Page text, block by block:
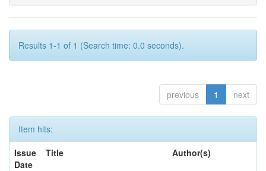
Results 1-1 of 1 (Search time: 0.0 seconds).
previous 1 next
Item hits:
Issue
Date
Title Author(s)